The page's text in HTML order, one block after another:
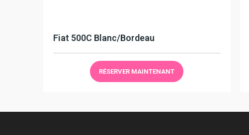
Fiat 500C Blanc/Bordeau
RÉSERVER MAINTENANT